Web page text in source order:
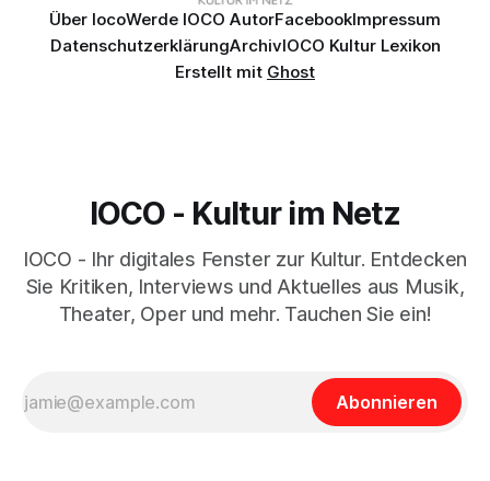
Über IocoWerde IOCO AutorFacebookImpressum
DatenschutzerklärungArchivIOCO Kultur Lexikon
Erstellt mit Ghost
IOCO - Kultur im Netz
IOCO - Ihr digitales Fenster zur Kultur. Entdecken
Sie Kritiken, Interviews und Aktuelles aus Musik,
Theater, Oper und mehr. Tauchen Sie ein!
Abonnieren